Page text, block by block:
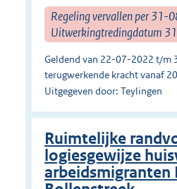
Regeling vervallen per 31-
Uitwerkingtredingdatum
Geldend van 22-07-2022 t/m
terugwerkende kracht vanaf
Uitgegeven door: Teylingen
Ruimtelijke
logiesgewijze
arbeidsmigranten